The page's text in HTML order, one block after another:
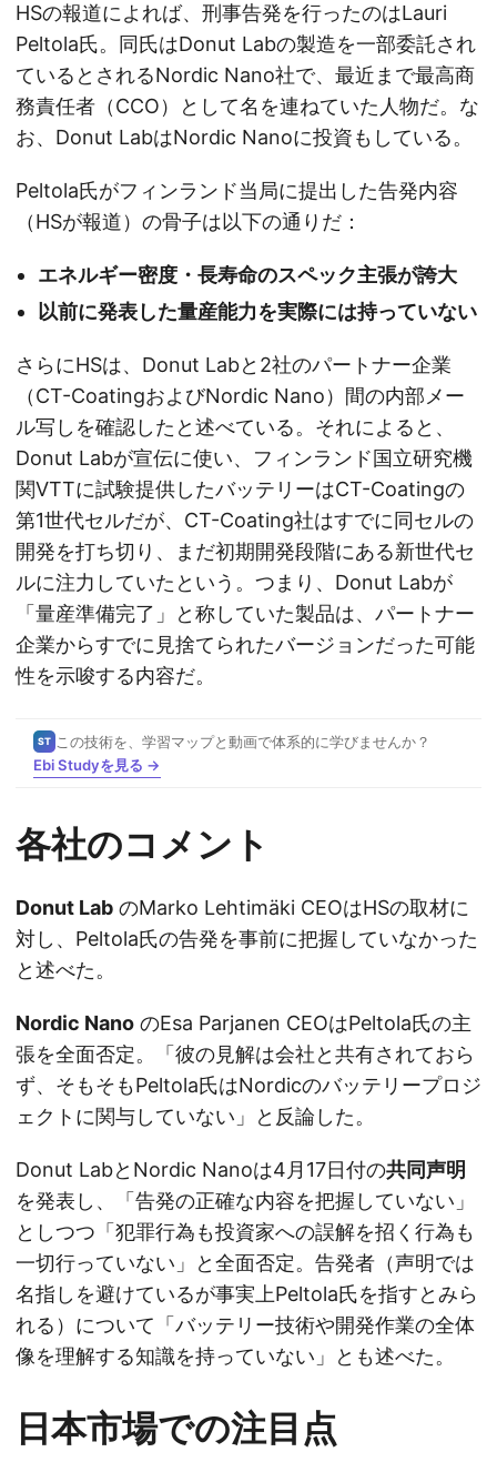
HSの報道によれば、刑事告発を行ったのはLauri
Peltola氏。同氏はDonut Labの製造を一部委託され
ているとされるNordic Nano社で、最近まで最高商
務責任者（CCO）として名を連ねていた人物だ。な
お、Donut LabはNordic Nanoに投資もしている。
Peltola氏がフィンランド当局に提出した告発内容
（HSが報道）の骨子は以下の通りだ：
エネルギー密度・長寿命のスペック主張が誇大
以前に発表した量産能力を実際には持っていない
さらにHSは、Donut Labと2社のパートナー企業
（CT-CoatingおよびNordic Nano）間の内部メー
ル写しを確認したと述べている。それによると、
Donut Labが宣伝に使い、フィンランド国立研究機
関VTTに試験提供したバッテリーはCT-Coatingの
第1世代セルだが、CT-Coating社はすでに同セルの
開発を打ち切り、まだ初期開発段階にある新世代セ
ルに注力していたという。つまり、Donut Labが
「量産準備完了」と称していた製品は、パートナー
企業からすでに見捨てられたバージョンだった可能
性を示唆する内容だ。
ST
この技術を、学習マップと動画で体系的に学びませんか？
Ebi Studyを見る →
各社のコメント
Donut Lab のMarko Lehtimäki CEOはHSの取材に
対し、Peltola氏の告発を事前に把握していなかった
と述べた。
Nordic Nano のEsa Parjanen CEOはPeltola氏の主
張を全面否定。「彼の見解は会社と共有されておら
ず、そもそもPeltola氏はNordicのバッテリープロジ
ェクトに関与していない」と反論した。
Donut LabとNordic Nanoは4月17日付の共同声明
を発表し、「告発の正確な内容を把握していない」
としつつ「犯罪行為も投資家への誤解を招く行為も
一切行っていない」と全面否定。告発者（声明では
名指しを避けているが事実上Peltola氏を指すとみら
れる）について「バッテリー技術や開発作業の全体
像を理解する知識を持っていない」とも述べた。
日本市場での注目点